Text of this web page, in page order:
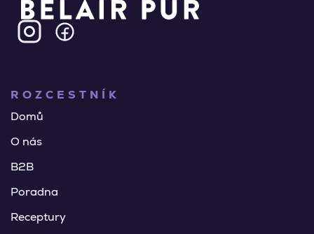
ROZCESTNÍK
Domů
O nás
B2B
Poradna
Receptury